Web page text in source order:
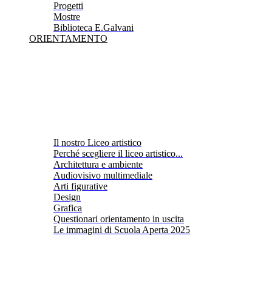
Progetti
Mostre
Biblioteca E.Galvani
ORIENTAMENTO
Il nostro Liceo artistico
Perché scegliere il liceo artistico...
Architettura e ambiente
Audiovisivo multimediale
Arti figurative
Design
Grafica
Questionari orientamento in uscita
Le immagini di Scuola Aperta 2025